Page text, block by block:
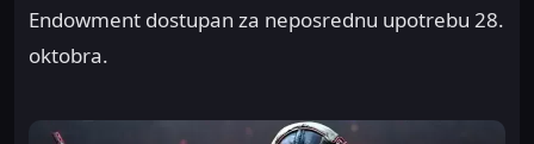
Endowment dostupan za neposrednu upotrebu 28.
oktobra.